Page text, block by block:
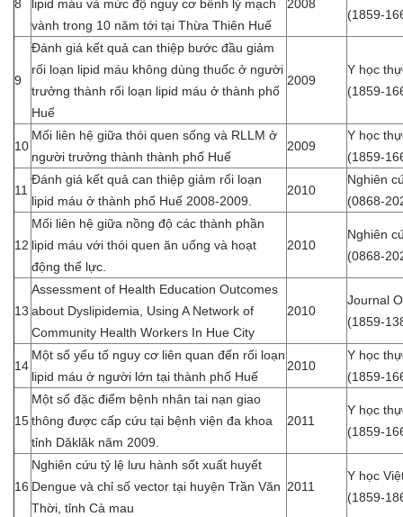
8
lipid máu và mức độ nguy cơ bênh lý mạch
vành trong 10 năm tới tại Thừa Thiên Huế
2008
(1859-
9
Đánh giá kết quả can thiệp bước đầu giảm
rối loạn lipid máu không dùng thuốc ở người
trưởng thành rối loạn lipid máu ở thành phố
Huế
2009
Y học
(1859-
10
Mối liên hệ giữa thói quen sống và RLLM ở
người trưởng thành thành phố Huế
2009
Y học
(1859-
11
Đánh giá kết quả can thiệp giảm rối loạn
lipid máu ở thành phố Huế 2008-2009.
2010
Nghiên
(0868-
12
Mối liên hệ giữa nồng độ các thành phần
lipid máu với thói quen ăn uống và hoạt
động thể lực.
2010
Nghiên
(0868-
13
Assessment of Health Education Outcomes
about Dyslipidemia, Using A Network of
Community Health Workers In Hue City
2010
Journal
(1859-
14
Một số yếu tố nguy cơ liên quan đến rối loạn
lipid máu ở người lớn tại thành phố Huế
2010
Y học
(1859-
15
Một số đặc điểm bệnh nhân tai nạn giao
thông được cấp cứu tại bệnh viện đa khoa
tỉnh Dăklăk năm 2009.
2011
Y học
(1859-
16
Nghiên cứu tỷ lệ lưu hành sốt xuất huyết
Dengue và chỉ số vector tại huyện Trần Văn
Thời, tỉnh Cà mau
2011
Y học
(1859-